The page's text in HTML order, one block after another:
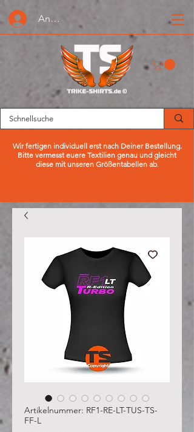
Anmelden oder Registrieren
Wir fertigen individuell erst nach Deiner Bestellung.
Bitte vermesst euere Textilien genau und gleicht
diese mit unseren Größentabellen ab.
Artikelnummer: RF1-RE-LT-TUS-TS-
FF-L